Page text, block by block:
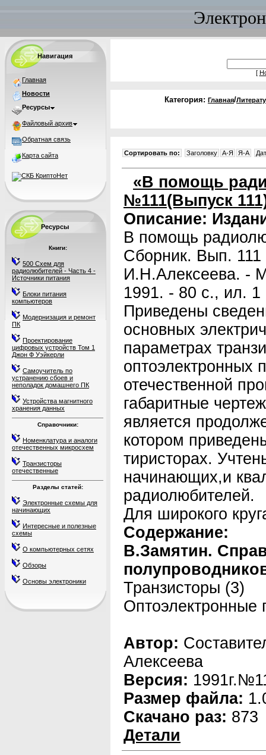
Навигация
Главная
Новости
Ресурсы
Файловый архив
Обратная связь
Карта сайта
Ресурсы
Книги:
500 Схем для
радиолюбителей - Часть 4 -
Источники питания
Блоки питания
компьютеров
Модернизация и ремонт
ПК
Проектирование
цифровых устройств Том 1
Джон Ф Уэйкерли
Самоучитель по
устранению сбоев и
неполадок домашнего ПК
Устройства магнитного
хранения данных
Справочники:
Номенклатура и аналоги
отечественных микросхем
Транзисторы
отечественные
Разделы статей:
Электронные схемы для
начинающих
Интересные и полезные
схемы
О компьютерных сетях
Обзоры
Основы электроники
[
Категория: Главная/
Сортировать по: Заголовку A-Я Я-A
«В помощь
№111(Выпуск
Описание:
В помощь
Сборник. Вып. 111
И.Н.Алексеева. -
1991. - 80 с., ил. 1
Приведены
основных
параметрах
оптоэлектронных
отечественной
габаритные
является
котором
тиристорах.
начинающих,и
радиолюбителей.
Для широкого
Содержание:
В.Замятин.
Транзисторы (3)
Оптоэлектронные
Автор:
Алексеева
Версия:
Размер файла:
Скачано раз: 873
Детали